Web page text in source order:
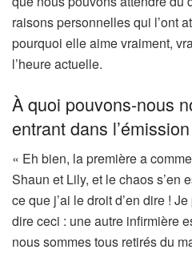
raisons personnelles qui l’ont
pourquoi elle aime vraiment,
l’heure actuelle.
À quoi pouvons-nous
entrant dans
« Eh bien, la première a
Shaun et Lily, et le chaos
ce que j’ai le droit d’en dire !
dire ceci : une autre infirmière
nous sommes tous retirés du